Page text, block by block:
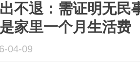
不退：需证明无民
家里一个月生活费
04-09